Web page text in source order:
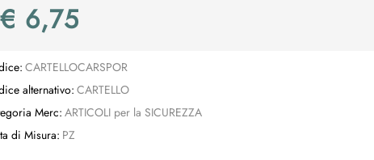
€ 6,75
CARTELLOCARSPOR
alternativo:CARTELLO
Merc: ARTICOLI per la SICUREZZA
di Misura: PZ